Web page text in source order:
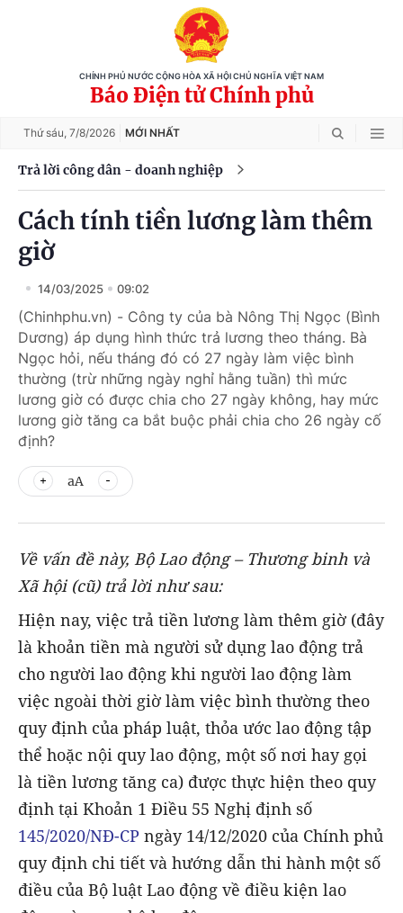
CHÍNH PHỦ NƯỚC CỘNG HÒA XÃ HỘI CHỦ NGHĨA VIỆT NAM
Báo Điện tử Chính phủ
Thứ sáu, 7/8/2026 MỚI NHẤT
Trả lời công dân - doanh nghiệp
Cách tính tiền lương làm thêm
giờ
14/03/2025 09:02
(Chinhphu.vn) - Công ty của bà Nông Thị Ngọc (Bình
Dương) áp dụng hình thức trả lương theo tháng. Bà
Ngọc hỏi, nếu tháng đó có 27 ngày làm việc bình
thường (trừ những ngày nghỉ hằng tuần) thì mức
lương giờ có được chia cho 27 ngày không, hay mức
lương giờ tăng ca bắt buộc phải chia cho 26 ngày cố
định?
aA
Về vấn đề này, Bộ Lao động – Thương binh và
Xã hội (cũ) trả lời như sau:
Hiện nay, việc trả tiền lương làm thêm giờ (đây
là khoản tiền mà người sử dụng lao động trả
cho người lao động khi người lao động làm
việc ngoài thời giờ làm việc bình thường theo
quy định của pháp luật, thỏa ước lao động tập
thể hoặc nội quy lao động, một số nơi hay gọi
là tiền lương tăng ca) được thực hiện theo quy
định tại Khoản 1 Điều 55 Nghị định số
145/2020/NĐ-CP ngày 14/12/2020 của Chính phủ
quy định chi tiết và hướng dẫn thi hành một số
điều của Bộ luật Lao động về điều kiện lao